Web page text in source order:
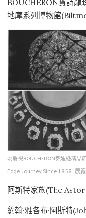
BOUCHERON寶詩龍
地摩系列博物館
為慶祝BOUCHERON麥迪遜精
Edge Journey Since 1858” 展
阿斯特家族(The
約翰·雅各布·阿斯特